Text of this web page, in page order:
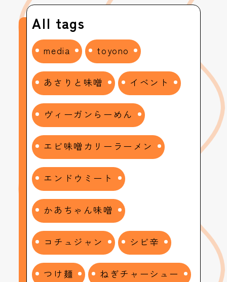
All tags
media toyono
あさりと味噌 イベント
ヴィーガンらーめん
エビ味噌カリーラーメン
エンドウミート
かあちゃん味噌
コチュジャン シビ辛
つけ麺 ねぎチャーシュー